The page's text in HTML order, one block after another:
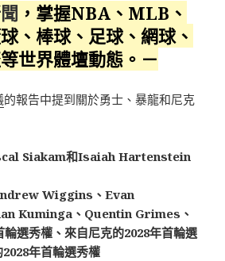
，掌握NBA、MLB、
、棒球、足球、網球、
世界體壇動態。－
的報告中提到關於勇士、暴龍和尼克
Siakam和Isaiah Hartenstein
Wiggins、Evan
Kuminga、Quentin Grimes、
輪選秀權、來自尼克的2028年首輪選
年首輪選秀權